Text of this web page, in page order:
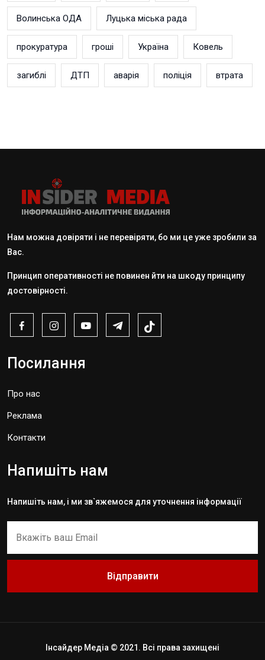
Волинська ОДА Луцька міська рада
прокуратура гроші Україна Ковель
загиблі ДТП аварія поліція втрата
Нам можна довіряти і не перевіряти, бо ми це уже зробили за
Вас.
Принцип оперативності не повинен йти на шкоду принципу
достовірності.
Посилання
Про нас
Реклама
Контакти
Напишіть нам
Напишіть нам, і ми зв`яжемося для уточнення інформації
Відправити
Інсайдер Медіа © 2021. Всі права захищені